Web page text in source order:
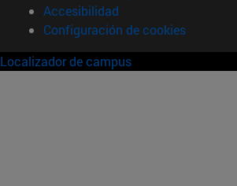
Accesibilidad
Configuración de cookies
Localizador de campus